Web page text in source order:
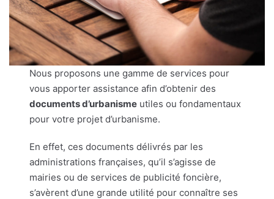
Nous proposons une gamme de services pour
vous apporter assistance afin d’obtenir des
documents d’urbanisme utiles ou fondamentaux
pour votre projet d’urbanisme.
En effet, ces documents délivrés par les
administrations françaises, qu’il s’agisse de
mairies ou de services de publicité foncière,
s’avèrent d’une grande utilité pour connaître ses